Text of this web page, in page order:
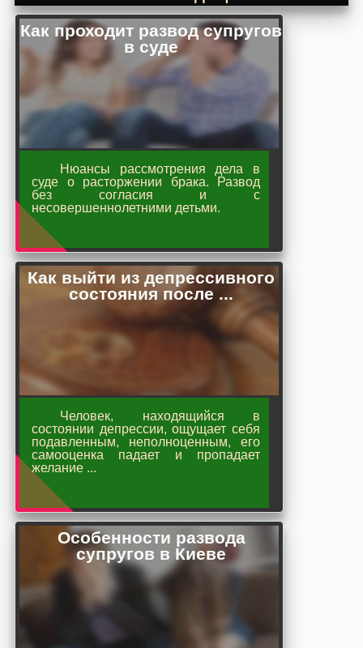
Как проходит развод супругов
в суде
Нюансы рассмотрения дела в
суде о расторжении брака. Развод
без согласия и с
несовершеннолетними детьми.
Как выйти из депрессивного
состояния после ...
Человек, находящийся в
состоянии депрессии, ощущает себя
подавленным, неполноценным, его
самооценка падает и пропадает
желание ...
Особенности развода
супругов в Киеве